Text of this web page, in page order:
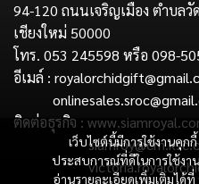
เว็บไซต์นี้มีการใช้งานคุ
ประสบการณ์ที่ดีในการใช้งา
อ่านรายละเอียดเพิ่มเติมได้ที่
94-120 ถนนเจริญเมือง ตำบลวั
เชียงใหม่ 50000
โทร. 053 245598 หรือ 098-
อีเมล์ :
ติดต่อธุรกิจ :